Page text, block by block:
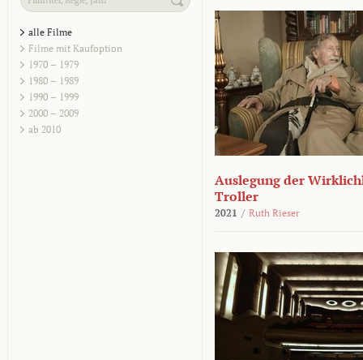
alle Filme
Filme mit Kaufoption
1970 – 1979
1980 – 1989
1990 – 1999
2000 – 2009
ab 2010
Auslegung der
Troller
2021 / Ruth Rieser